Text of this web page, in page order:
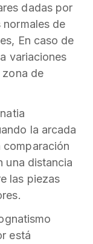
dadas por
normales de
En caso de
variaciones
zona de
la arcada
comparación
una distancia
las piezas
está